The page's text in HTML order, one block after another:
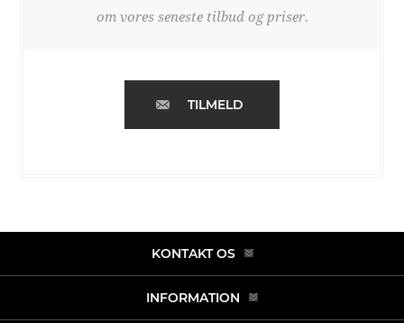
om vores seneste tilbud og priser.
TILMELD
KONTAKT OS
INFORMATION